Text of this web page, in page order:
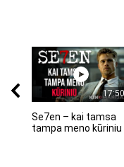
17:50
Se7en – kai tamsa
tampa meno kūriniu